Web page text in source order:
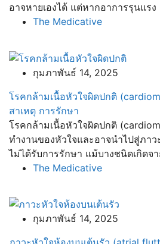
อาจหายเองได้ แต่หากอาการรุนแรง
The Medicative
กุมภาพันธ์ 14, 2025
โรคกล้ามเนื้อหัวใจผิดปกติ
สาเหตุ การรักษา
โรคกล้ามเนื้อหัวใจผิดปกติ
ทำงานของหัวใจและอาจนำไปสู่ภา
ไม่ได้รับการรักษา แม้บางชนิดเกิดจ
The Medicative
กุมภาพันธ์ 14, 2025